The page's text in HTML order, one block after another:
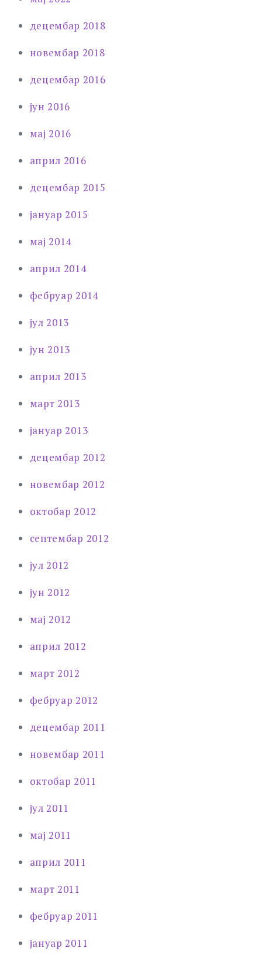
децембар 2018
новембар 2018
децембар 2016
јун 2016
мај 2016
април 2016
децембар 2015
јануар 2015
мај 2014
април 2014
фебруар 2014
јул 2013
јун 2013
април 2013
март 2013
јануар 2013
децембар 2012
новембар 2012
октобар 2012
септембар 2012
јул 2012
јун 2012
мај 2012
април 2012
март 2012
фебруар 2012
децембар 2011
новембар 2011
октобар 2011
јул 2011
мај 2011
април 2011
март 2011
фебруар 2011
јануар 2011